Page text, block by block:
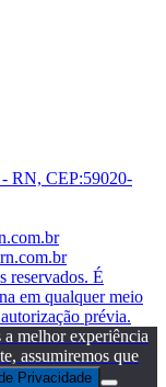
RN, CEP:59020-
reservados. É
em qualquer meio
prévia.
melhor experiência
assumiremos que
Privacidade